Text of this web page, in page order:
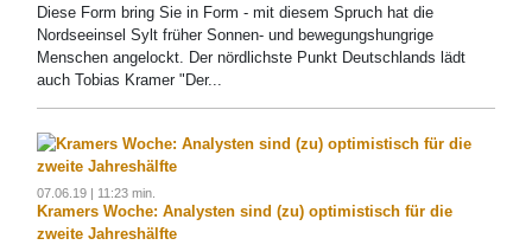
Diese Form bring Sie in Form - mit diesem Spruch hat die
Nordseeinsel Sylt früher Sonnen- und bewegungshungrige
Menschen angelockt. Der nördlichste Punkt Deutschlands lädt
auch Tobias Kramer "Der...
07.06.19 | 11:23 min.
Kramers Woche: Analysten sind (zu) optimistisch für die
zweite Jahreshälfte